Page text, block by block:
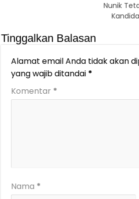
Nunik
Tinggalkan Balasan
Alamat email Anda tidak akan
yang wajib ditandai *
Komentar *
Nama *